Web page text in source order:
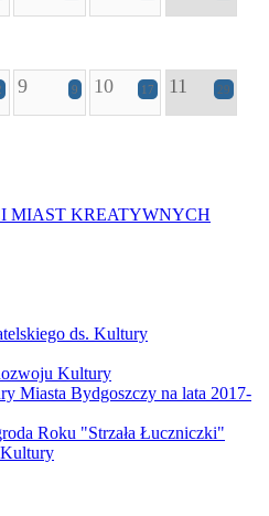
9 9 10 17 11 29
MIAST KREATYWNYCH
ds. Kultury
Kultury
Miasta Bydgoszczy na lata 2017-
Roku "Strzała Łuczniczki"
Kultury